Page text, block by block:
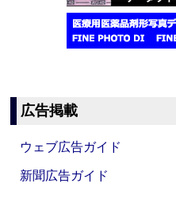
広告掲載
ウェブ広告ガイド
新聞広告ガイド